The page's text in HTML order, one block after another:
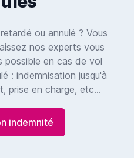
ou annulé ? Vous
nos experts vous
possible en cas de vol
: indemnisation jusqu'à
prise en charge, etc...
indemnité